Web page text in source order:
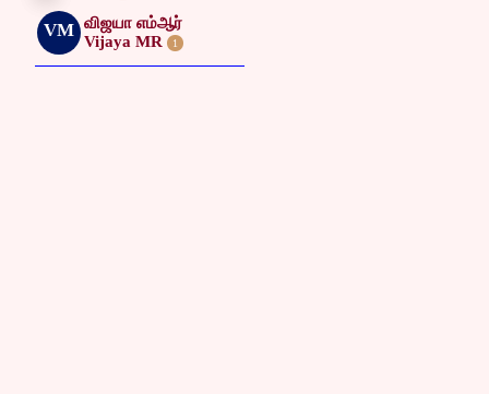
VM விஜயா எம்ஆர்
Vijaya MR
1